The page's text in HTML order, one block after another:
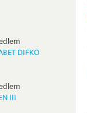
DIFKO
III